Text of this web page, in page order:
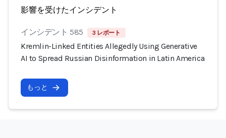
影響を受けたインシデント
インシデント 585 3 レポート
Kremlin-Linked Entities Allegedly Using Generative
AI to Spread Russian Disinformation in Latin America
もっと